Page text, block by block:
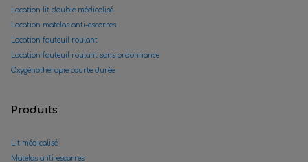
Location lit double médicalisé
Location matelas anti-escarres
Location fauteuil roulant
Location fauteuil roulant sans ordonnance
Oxygénothérapie courte durée
Produits
Lit médicalisé
Matelas anti-escarres